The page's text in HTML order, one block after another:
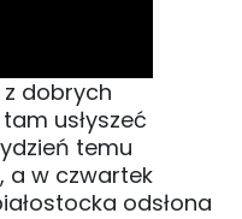
z dobrych
usłyszeć
temu
a w czwartek
odsłona